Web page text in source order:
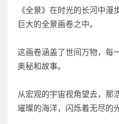
《全景》在时光的长河中
巨大的全景画卷之中。
这画卷涵盖了世间万物，每
奥秘和故事。
从宏观的宇宙视角望去，那
璀璨的海洋，闪烁着无尽的